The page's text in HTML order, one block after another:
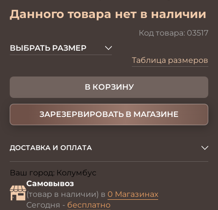
Данного товара нет в наличии
Код товара: 03517
ВЫБРАТЬ РАЗМЕР
Таблица размеров
В КОРЗИНУ
ЗАРЕЗЕРВИРОВАТЬ В МАГАЗИНЕ
ДОСТАВКА И ОПЛАТА
Ваш город: Колумбус
Самовывоз
(товар в наличии) в 0 Магазинах
Сегодня - бесплатно